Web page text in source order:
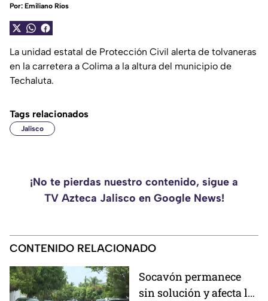
Por: Emiliano Ríos
La unidad estatal de Protección Civil alerta de tolvaneras
en la carretera a Colima a la altura del municipio de
Techaluta.
Tags relacionados
Jalisco
¡No te pierdas nuestro contenido, sigue a
TV Azteca Jalisco en Google News!
CONTENIDO RELACIONADO
Socavón permanece
sin solución y afecta la